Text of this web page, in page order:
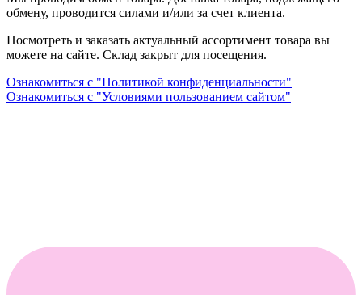
обмену, проводится силами и/или за счет клиента.
Посмотреть и заказать актуальный ассортимент товара вы
можете на сайте. Склад закрыт для посещения.
Ознакомиться с "Политикой конфиденциальности"
Ознакомиться с "Условиями пользованием сайтом"